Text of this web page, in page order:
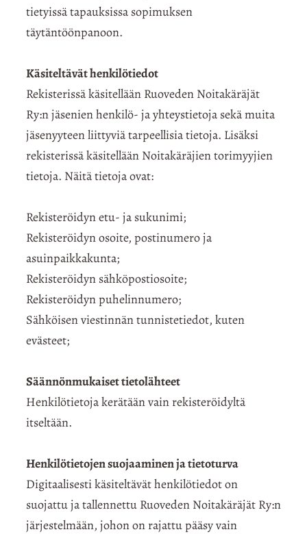
tietyissä tapauksissa sopimuksen
täytäntöönpanoon.
Käsiteltävät henkilötiedot
Rekisterissä käsitellään Ruoveden Noitakäräjät
Ry:n jäsenien henkilö- ja yhteystietoja sekä muita
jäsenyyteen liittyviä tarpeellisia tietoja. Lisäksi
rekisterissä käsitellään Noitakäräjien torimyyjien
tietoja. Näitä tietoja ovat:
Rekisteröidyn etu- ja sukunimi;
Rekisteröidyn osoite, postinumero ja
asuinpaikkakunta;
Rekisteröidyn sähköpostiosoite;
Rekisteröidyn puhelinnumero;
Sähköisen viestinnän tunnistetiedot, kuten
evästeet;
Säännönmukaiset tietolähteet
Henkilötietoja kerätään vain rekisteröidyltä
itseltään.
Henkilötietojen suojaaminen ja tietoturva
Digitaalisesti käsiteltävät henkilötiedot on
suojattu ja tallennettu Ruoveden Noitakäräjät Ry:n
järjestelmään, johon on rajattu pääsy vain